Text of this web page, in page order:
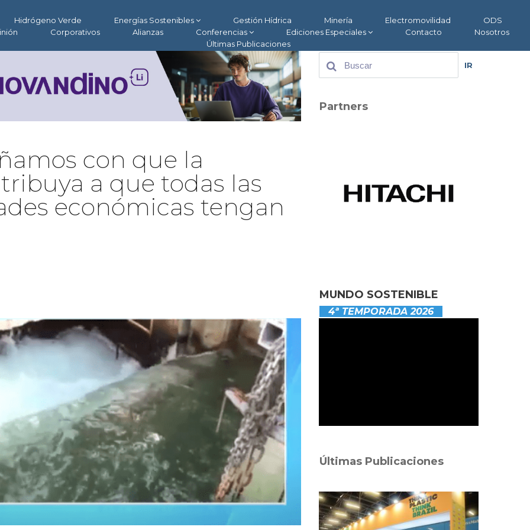
Hidrógeno Verde Energías Sostenibles Gestión Hídrica Minería Electromovilidad
ODS
Corporativos Alianzas Conferencias Ediciones Especiales Contacto
Nosotros
Últimas Publicaciones
con que la
a que todas las
económicas tengan
IR
Partners
MUNDO SOSTENIBLE
4ª TEMPORADA 2026
Últimas Publicaciones